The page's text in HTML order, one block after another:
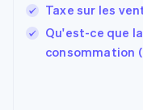
Taxe sur les
Qu'est-ce que
consommation
English Svenska
FrançaisEnglish
Gibraltar